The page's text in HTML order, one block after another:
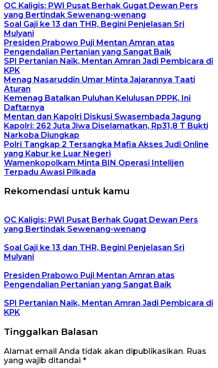
OC Kaligis: PWI Pusat Berhak Gugat Dewan Pers
yang Bertindak Sewenang-wenang
Soal Gaji ke 13 dan THR, Begini Penjelasan Sri
Mulyani
Presiden Prabowo Puji Mentan Amran atas
Pengendalian Pertanian yang Sangat Baik
SPI Pertanian Naik, Mentan Amran Jadi Pembicara di
KPK
Menag Nasaruddin Umar Minta Jajarannya Taati
Aturan
Kemenag Batalkan Puluhan Kelulusan PPPK, Ini
Daftarnya
Mentan dan Kapolri Diskusi Swasembada Jagung
Kapolri: 262 Juta Jiwa Diselamatkan, Rp31,8 T Bukti
Narkoba Diungkap
Polri Tangkap 2 Tersangka Mafia Akses Judi Online
yang Kabur ke Luar Negeri
Wamenkopolkam Minta BIN Operasi Intelijen
Terpadu Awasi Pilkada
Rekomendasi untuk kamu
OC Kaligis: PWI Pusat Berhak Gugat Dewan Pers
yang Bertindak Sewenang-wenang
Soal Gaji ke 13 dan THR, Begini Penjelasan Sri
Mulyani
Presiden Prabowo Puji Mentan Amran atas
Pengendalian Pertanian yang Sangat Baik
SPI Pertanian Naik, Mentan Amran Jadi Pembicara di
KPK
Tinggalkan Balasan
Alamat email Anda tidak akan dipublikasikan. Ruas
yang wajib ditandai *